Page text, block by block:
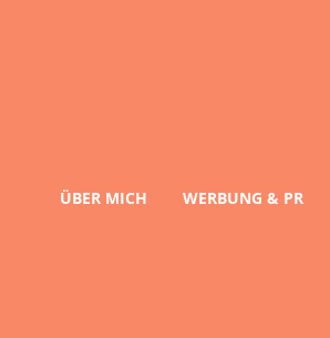
ÜBER MICH WERBUNG & PR